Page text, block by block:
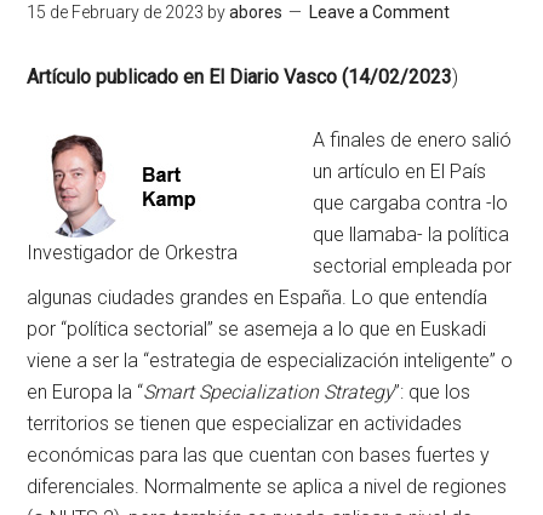
15 de February de 2023 byabores Leave a Comment
Artículo publicado en El Diario Vasco (14/02/2023)
Investigador de Orkestra
A finales de enero salió
un artículo en El País
que cargaba contra -lo
que llamaba- la política
sectorial empleada por
algunas ciudades grandes en España. Lo que entendía
por “política sectorial” se asemeja a lo que en Euskadi
viene a ser la “estrategia de especialización inteligente” o
en Europa la “Smart Specialization Strategy”: que los
territorios se tienen que especializar en actividades
económicas para las que cuentan con bases fuertes y
diferenciales. Normalmente se aplica a nivel de regiones